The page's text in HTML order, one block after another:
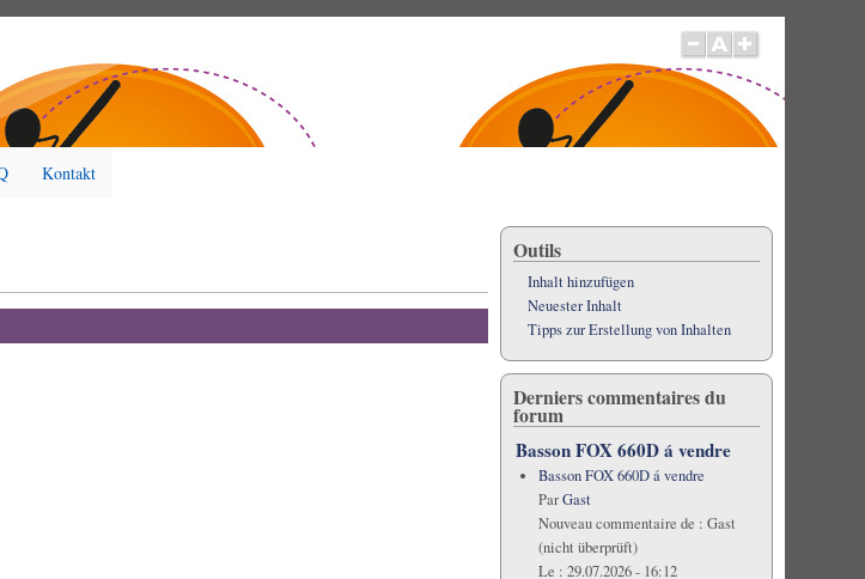
Kontakt
Outils
Inhalt hinzufügen
Neuester Inhalt
Tipps zur Erstellung von Inhalten
Derniers commentaires du
forum
Basson FOX 660D á vendre
Basson FOX 660D á vendre
ParGast
Nouveau commentaire de : Gast
(nicht überprüft)
Le : 29.07.2026 - 16:12